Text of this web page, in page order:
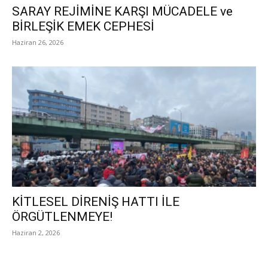
SARAY REJİMİNE KARŞI MÜCADELE ve
BİRLEŞİK EMEK CEPHESİ
Haziran 26, 2026
KİTLESEL DİRENİŞ HATTI İLE
ÖRGÜTLENMEYE!
Haziran 2, 2026